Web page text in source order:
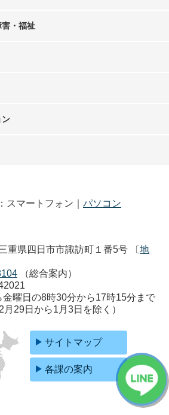
・福祉
ン
スマートフォン｜ パソコン
重県四日市市諏訪町１番5号 〔地
（総合案内）
金曜日の8時30分から17時15分まで
月29日から1月3日を除く）
サイトマップ
各課の案内